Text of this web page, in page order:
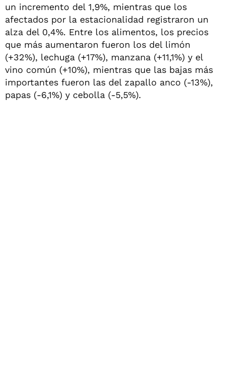
un incremento del 1,9%, mientras que los
afectados por la estacionalidad registraron un
alza del 0,4%. Entre los alimentos, los precios
que más aumentaron fueron los del limón
(+32%), lechuga (+17%), manzana (+11,1%) y el
vino común (+10%), mientras que las bajas más
importantes fueron las del zapallo anco (-13%),
papas (-6,1%) y cebolla (-5,5%).